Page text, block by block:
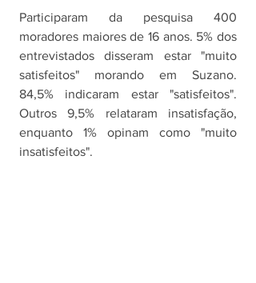
Participaram da pesquisa 400
moradores maiores de 16 anos. 5% dos
entrevistados disseram estar "muito
satisfeitos" morando em Suzano.
84,5% indicaram estar "satisfeitos".
Outros 9,5% relataram insatisfação,
enquanto 1% opinam como "muito
insatisfeitos".